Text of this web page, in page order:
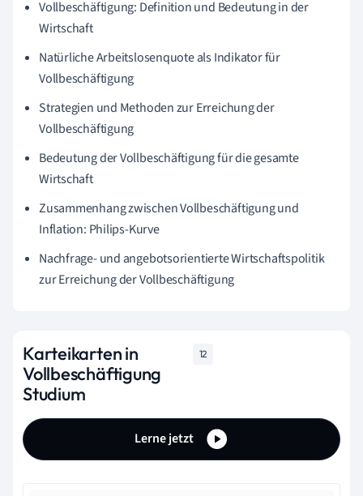
Vollbeschäftigung: Definition und Bedeutung in der
Wirtschaft
Natürliche Arbeitslosenquote als Indikator für
Vollbeschäftigung
Strategien und Methoden zur Erreichung der
Vollbeschäftigung
Bedeutung der Vollbeschäftigung für die gesamte
Wirtschaft
Zusammenhang zwischen Vollbeschäftigung und
Inflation: Philips-Kurve
Nachfrage- und angebotsorientierte Wirtschaftspolitik
zur Erreichung der Vollbeschäftigung
Karteikarten in
Vollbeschäftigung
Studium
12
Lerne jetzt